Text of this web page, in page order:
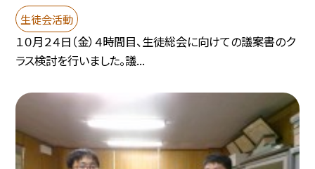
生徒会活動
１０月２４日（金）４時間目、生徒総会に向けての議案書のク
ラス検討を行いました。議...